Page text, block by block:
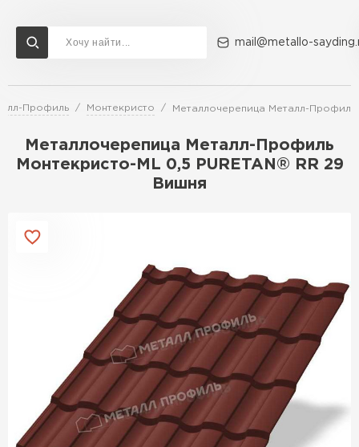
mail@metallo-
Профиль Монтекристо Металлочерепица Металл-Профиль
Металлочерепица Металл-Профиль
Монтекристо-ML 0,5 PURETAN® RR 29
Вишня
Доставка и оплата Акции О компании Контакты
Перейти в каталог